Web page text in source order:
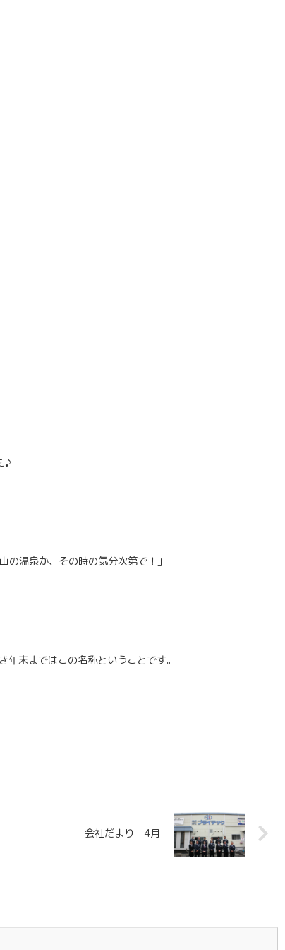
♪
温泉か、その時の気分次第で！」
末まではこの名称ということです。
会社だより 4月